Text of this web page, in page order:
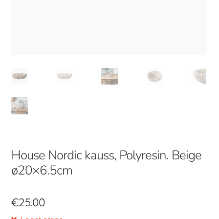
House Nordic kauss, Polyresin. Beige
ø20×6.5cm
€25.00